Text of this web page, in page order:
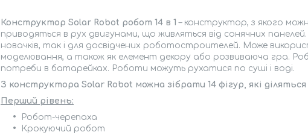
Конструктор Solar Robot робот 14 в 1 – конструктор, з якого
приводяться в рух двигунами, що живляться від сонячних
новачків, так і для досвідчених роботостроителей. Може
моделювання, а також як елемент декору або розвиваюча гра.
потреби в батарейках. Роботи можуть рухатися по суші і воді.
З конструктора Solar Robot можна зібрати 14 фігур, які діляться
Перший рівень:
Робот-черепаха
Крокуючий робот